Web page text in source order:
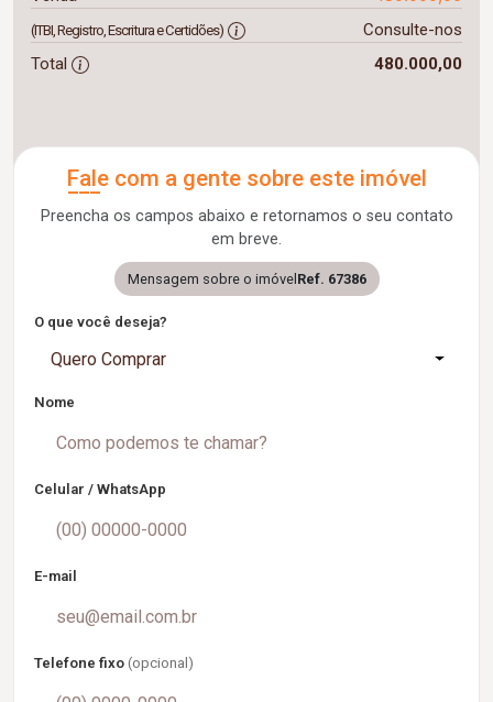
(ITBI, Registro, Escritura e Certidões)
Consulte-nos
Total
480.000,00
Fale com a gente sobre este imóvel
Preencha os campos abaixo e retornamos o seu contato
em breve.
Mensagem sobre o imóvelRef. 67386
O que você deseja?
Quero Comprar
Nome
Celular / WhatsApp
E-mail
Telefone fixo (opcional)